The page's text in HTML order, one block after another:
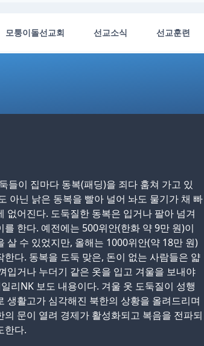
모퉁이돌선교회 선교소식 선교훈련
들이 집마다 동복(패딩)을 죄다 훔쳐 가고 있
아닌 낡은 동복을 빨아 널어 놔도 물기가 채 빠
없어진다. 도둑질한 동복은 입거나 팔아 넘겨
를 한다. 예전에는 500위안(한화 약 9만 원)이
살 수 있었지만, 올해는 1000위안(약 18만 원)
한다. 동복을 도둑 맞은, 돈이 없는 사람들은 얇
입거나 누더기 같은 옷을 입고 겨울을 보내야
일리NK 보도 내용이다. 겨울 옷 도둑질이 성행
생활고가 심각해진 북한의 상황을 올려드리며
의 문이 열려 경제가 활성화되고 복음을 전파되
한다.